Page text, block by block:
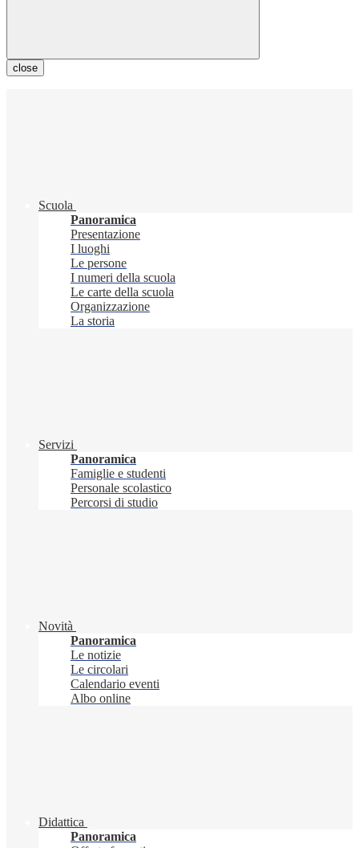
close
Scuola
Panoramica
Presentazione
I luoghi
Le persone
I numeri della scuola
Le carte della scuola
Organizzazione
La storia
Servizi
Panoramica
Famiglie e studenti
Personale scolastico
Percorsi di studio
Novità
Panoramica
Le notizie
Le circolari
Calendario eventi
Albo online
Didattica
Panoramica